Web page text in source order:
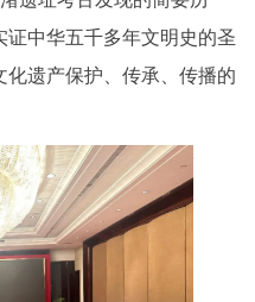
证中华五千多年文明史的圣
化遗产保护、传承、传播的